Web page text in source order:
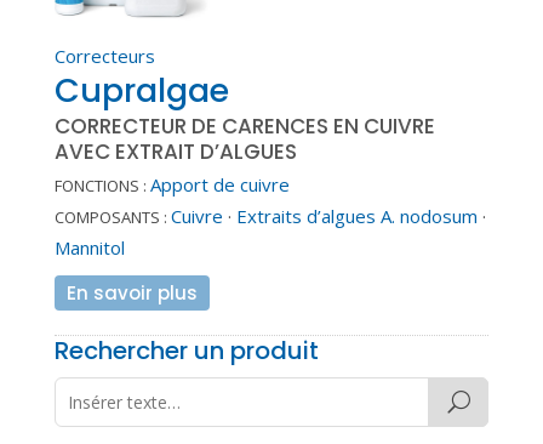
Correcteurs
Cupralgae
CORRECTEUR DE CARENCES EN CUIVRE
AVEC EXTRAIT D’ALGUES
FONCTIONS : Apport de cuivre
COMPOSANTS : Cuivre · Extraits d’algues A. nodosum ·
Mannitol
En savoir plus
Rechercher un produit